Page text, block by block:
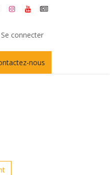
Se connecter
nous